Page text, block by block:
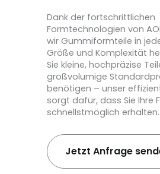
Dank der fortschrittlichen
Formtechnologien von
wir Gummiformteile in
Größe und Komplexität
Sie kleine, hochpräzise
großvolumige
benötigen – unser
sorgt dafür, dass Sie Ihre
schnellstmöglich erhalten.
Jetzt Anfrage